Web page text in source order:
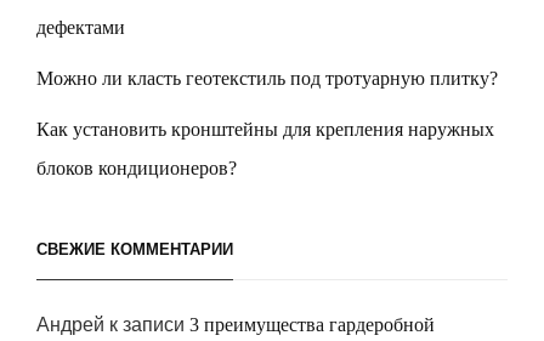
дефектами
Можно ли класть геотекстиль под тротуарную плитку?
Как установить кронштейны для крепления наружных
блоков кондиционеров?
СВЕЖИЕ КОММЕНТАРИИ
Андрей к записи 3 преимущества гардеробной